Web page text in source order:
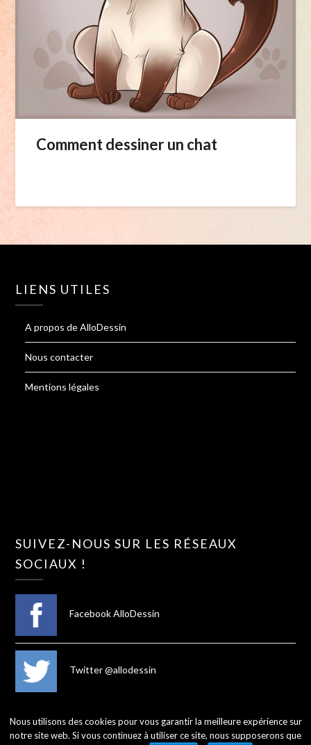
Comment dessiner un chat
LIENS UTILES
A propos de AlloDessin
Nous contacter
Mentions légales
SUIVEZ-NOUS SUR LES RÉSEAUX
SOCIAUX !
Facebook AlloDessin
Twitter @allodessin
Nous utilisons des cookies pour vous garantir la meilleure expérience sur
notre site web. Si vous continuez à utiliser ce site, nous supposerons que